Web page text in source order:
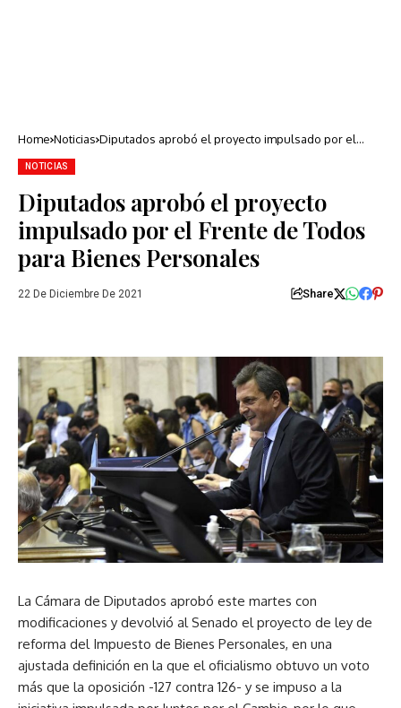
Home Noticias Diputados aprobó el proyecto impulsado por el
NOTICIAS
Diputados aprobó el proyecto
impulsado por el Frente de Todos
para Bienes Personales
22 De Diciembre De 2021 Share
La Cámara de Diputados aprobó este martes con
modificaciones y devolvió al Senado el proyecto de ley de
reforma del Impuesto de Bienes Personales, en una
ajustada definición en la que el oficialismo obtuvo un voto
más que la oposición -127 contra 126- y se impuso a la